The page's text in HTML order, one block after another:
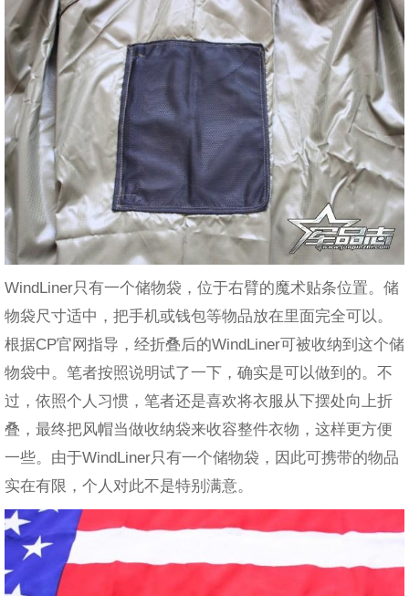
WindLiner只有一个储物袋，位于右臂的魔术贴条位置。储
物袋尺寸适中，把手机或钱包等物品放在里面完全可以。
根据CP官网指导，经折叠后的WindLiner可被收纳到这个储
物袋中。笔者按照说明试了一下，确实是可以做到的。不
过，依照个人习惯，笔者还是喜欢将衣服从下摆处向上折
叠，最终把风帽当做收纳袋来收容整件衣物，这样更方便
一些。由于WindLiner只有一个储物袋，因此可携带的物品
实在有限，个人对此不是特别满意。